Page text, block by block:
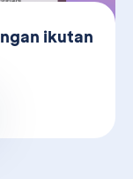
ikutan